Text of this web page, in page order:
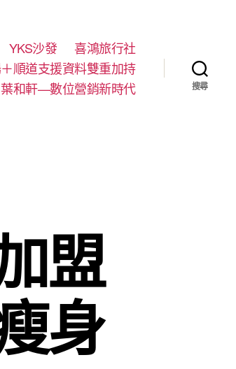
YKS沙發
喜鴻旅行社
順道支援資料雙重加持
葉和軒—數位營銷新時代
搜尋
盟
身